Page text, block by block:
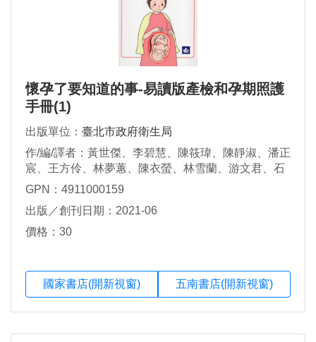
懷孕了要知道的事-易讀版產檢和孕期照護
手冊(1)
出版單位： 臺北市政府衛生局
作/編/譯者：黃世傑、李碧慧、陳筱瑋、陳靜淑、潘正
宸、王方伶、林夢蕙、陳衣螢、林雪蘭、游文君、石
乙伶、李定安、吳俊葦、林庭伊、江蕙真、洪思蘋、
GPN：4911000159
出版／創刊日期：2021-06
價格：30
國家書店(開新視窗) 五南書店(開新視窗)